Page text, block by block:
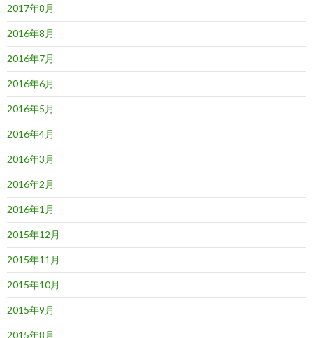
2017年8月
2016年8月
2016年7月
2016年6月
2016年5月
2016年4月
2016年3月
2016年2月
2016年1月
2015年12月
2015年11月
2015年10月
2015年9月
2015年8月